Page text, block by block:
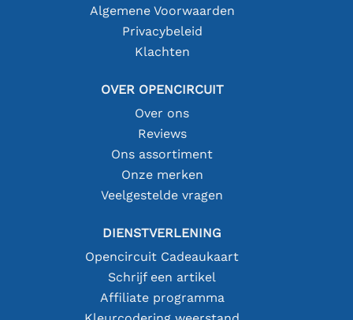
Algemene Voorwaarden
Privacybeleid
Klachten
OVER OPENCIRCUIT
Over ons
Reviews
Ons assortiment
Onze merken
Veelgestelde vragen
DIENSTVERLENING
Opencircuit Cadeaukaart
Schrijf een artikel
Affiliate programma